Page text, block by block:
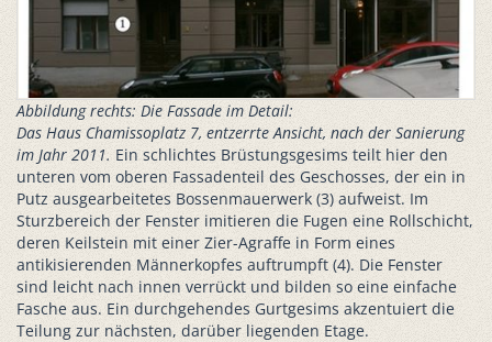
Abbildung rechts: Die Fassade im Detail:
Das Haus Chamissoplatz 7, entzerrte Ansicht, nach der Sanierung
im Jahr 2011. Ein schlichtes Brüstungsgesims teilt hier den
unteren vom oberen Fassadenteil des Geschosses, der ein in
Putz ausgearbeitetes Bossenmauerwerk (3) aufweist. Im
Sturzbereich der Fenster imitieren die Fugen eine Rollschicht,
deren Keilstein mit einer Zier-Agraffe in Form eines
antikisierenden Männerkopfes auftrumpft (4). Die Fenster
sind leicht nach innen verrückt und bilden so eine einfache
Fasche aus. Ein durchgehendes Gurtgesims akzentuiert die
Teilung zur nächsten, darüber liegenden Etage.